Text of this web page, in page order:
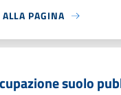
PAGINA
suolo